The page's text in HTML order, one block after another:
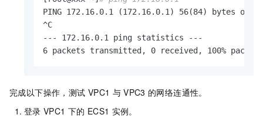
PING 172.16.0.1 (172.16.0.1) 56(84) bytes of
^C
--- 172.16.0.1 ping statistics ---
6 packets transmitted, 0 received, 100% packet
完成以下操作，测试 VPC1 与 VPC3 的网络连通性。
登录 VPC1 下的 ECS1 实例。